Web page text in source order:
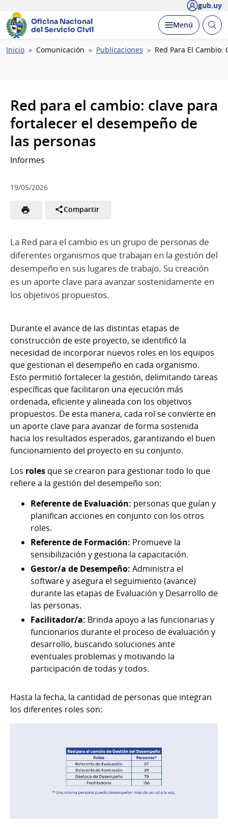
gub.uy
Oficina Nacional
del Servicio Civil
Desplegar
Menú Abrir
Ruta
Inicio Comunicación Publicaciones Red Para El Cambio:
Red para el cambio: clave para
fortalecer el desempeño de
las personas
Informes
19/05/2026
Compartir
La Red para el cambio es un grupo de personas de
diferentes organismos que trabajan en la gestión del
desempeño en sus lugares de trabajo. Su creación
es un aporte clave para avanzar sostenidamente en
los objetivos propuestos.
Durante el avance de las distintas etapas de
construcción de este proyecto, se identificó la
necesidad de incorporar nuevos roles en los equipos
que gestionan el desempeño en cada organismo.
Esto permitió fortalecer la gestión, delimitando tareas
específicas que facilitaron una ejecución más
ordenada, eficiente y alineada con los objetivos
propuestos. De esta manera, cada rol se convierte en
un aporte clave para avanzar de forma sostenida
hacia los resultados esperados, garantizando el buen
funcionamiento del proyecto en su conjunto.
Los roles que se crearon para gestionar todo lo que
refiere a la gestión del desempeño son:
Referente de Evaluación: personas que guían y
planifican acciones en conjunto con los otros
roles.
Referente de Formación: Promueve la
sensibilización y gestiona la capacitación.
Gestor/a de Desempeño: Administra el
software y asegura el seguimiento (avance)
durante las etapas de Evaluación y Desarrollo de
las personas.
Facilitador/a: Brinda apoyo a las funcionarias y
funcionarios durante el proceso de evaluación y
desarrollo, buscando soluciones ante
eventuales problemas y motivando la
participación de todas y todos.
Hasta la fecha, la cantidad de personas que integran
los diferentes roles son: